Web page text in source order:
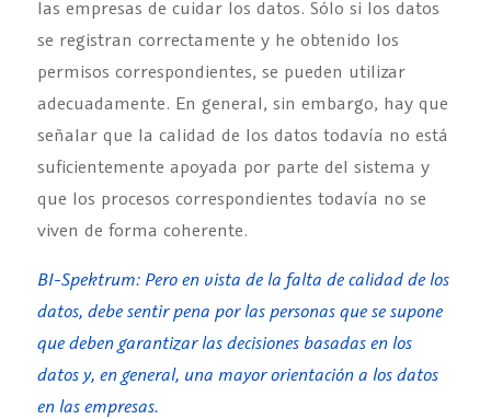
las empresas de cuidar los datos. Sólo si los datos
se registran correctamente y he obtenido los
permisos correspondientes, se pueden utilizar
adecuadamente. En general, sin embargo, hay que
señalar que la calidad de los datos todavía no está
suficientemente apoyada por parte del sistema y
que los procesos correspondientes todavía no se
viven de forma coherente.
BI-Spektrum: Pero en vista de la falta de calidad de los
datos, debe sentir pena por las personas que se supone
que deben garantizar las decisiones basadas en los
datos y, en general, una mayor orientación a los datos
en las empresas.